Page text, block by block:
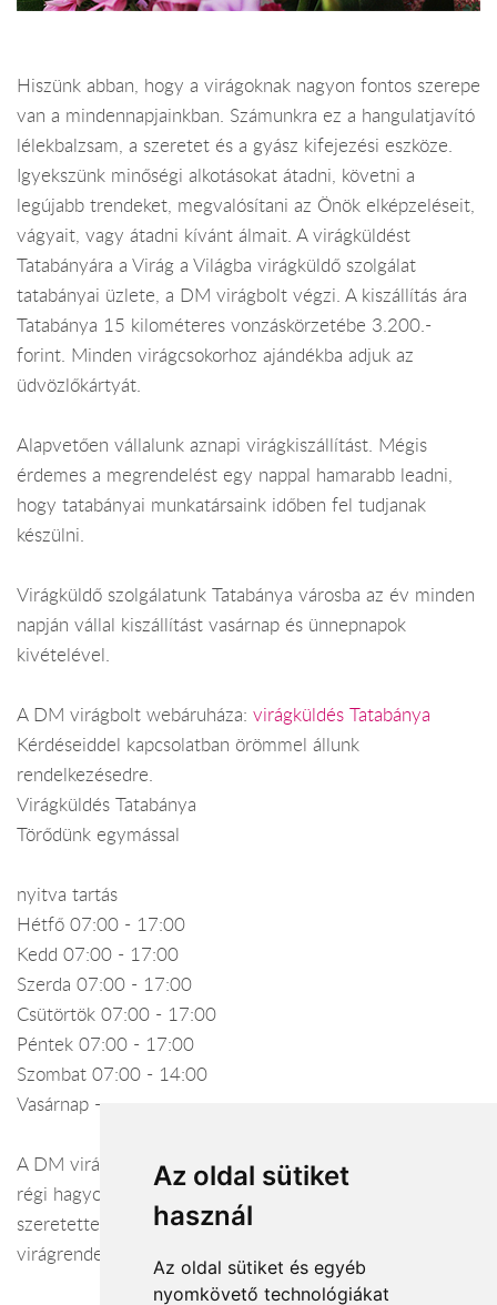
Az oldal sütiket
használ
Az oldal sütiket és egyéb
nyomkövető technológiákat
Hiszünk abban, hogy a virágoknak nagyon fontos szerepe
van a mindennapjainkban. Számunkra ez a hangulatjavító
lélekbalzsam, a szeretet és a gyász kifejezési eszköze.
Igyekszünk minőségi alkotásokat átadni, követni a
legújabb trendeket, megvalósítani az Önök elképzeléseit,
vágyait, vagy átadni kívánt álmait. A virágküldést
Tatabányára a Virág a Világba virágküldő szolgálat
tatabányai üzlete, a DM virágbolt végzi. A kiszállítás ára
Tatabánya 15 kilométeres vonzáskörzetébe 3.200.-
forint. Minden virágcsokorhoz ajándékba adjuk az
üdvözlőkártyát.
Alapvetően vállalunk aznapi virágkiszállítást. Mégis
érdemes a megrendelést egy nappal hamarabb leadni,
hogy tatabányai munkatársaink időben fel tudjanak
készülni.
Virágküldő szolgálatunk Tatabánya városba az év minden
napján vállal kiszállítást vasárnap és ünnepnapok
kivételével.
A DM virágbolt webáruháza: virágküldés Tatabánya
Kérdéseiddel kapcsolatban örömmel állunk
rendelkezésedre.
Virágküldés Tatabánya
Törődünk egymással
nyitva tartás
Hétfő 07:00 - 17:00
Kedd 07:00 - 17:00
Szerda 07:00 - 17:00
Csütörtök 07:00 - 17:00
Péntek 07:00 - 17:00
Szombat 07:00 - 14:00
Vasárnap -
A DM virágbolt ötven éves múltra tekint vissza. Ötvözi a
régi hagyományokat a modern kor stílusjegyeivel. Várjuk
szeretettel üzletünkben, illetve örömmel vállaljuk
virágrendelésének elkészítését és kiszállítását.